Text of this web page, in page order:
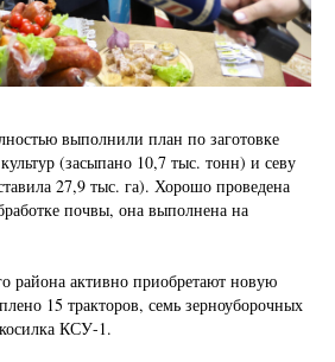
выполнили план по заготовке
(засыпано 10,7 тыс. тонн) и севу
27,9 тыс. га). Хорошо проведена
почвы, она выполнена на
района активно приобретают новую
15 тракторов, семь зерноуборочных
КСУ-1.